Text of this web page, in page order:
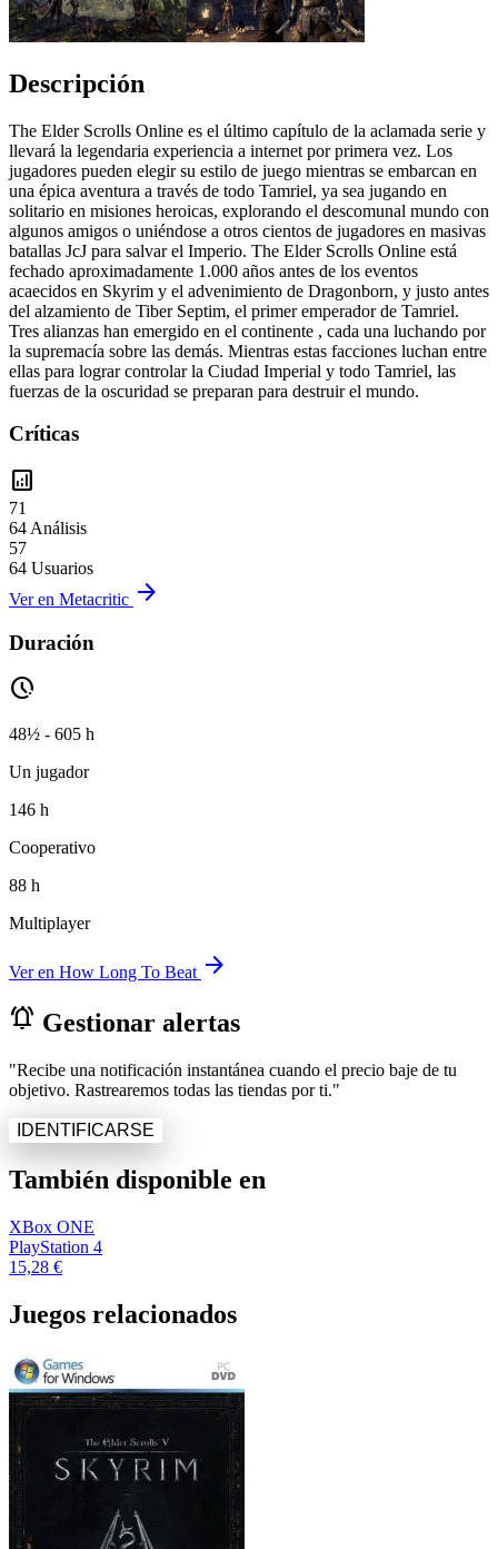
Descripción
The Elder Scrolls Online es el último capítulo de la aclamada serie y
llevará la legendaria experiencia a internet por primera vez. Los
jugadores pueden elegir su estilo de juego mientras se embarcan en
una épica aventura a través de todo Tamriel, ya sea jugando en
solitario en misiones heroicas, explorando el descomunal mundo con
algunos amigos o uniéndose a otros cientos de jugadores en masivas
batallas JcJ para salvar el Imperio. The Elder Scrolls Online está
fechado aproximadamente 1.000 años antes de los eventos
acaecidos en Skyrim y el advenimiento de Dragonborn, y justo antes
del alzamiento de Tiber Septim, el primer emperador de Tamriel.
Tres alianzas han emergido en el continente , cada una luchando por
la supremacía sobre las demás. Mientras estas facciones luchan entre
ellas para lograr controlar la Ciudad Imperial y todo Tamriel, las
fuerzas de la oscuridad se preparan para destruir el mundo.
Críticas
analytics
71
64 Análisis
57
64 Usuarios
Ver en Metacritic arrow_forward
Duración
pace
48½ - 605 h
Un jugador
146 h
Cooperativo
88 h
Multiplayer
Ver en How Long To Beat arrow_forward
notifications_active Gestionar alertas
"Recibe una notificación instantánea cuando el precio baje de tu
objetivo. Rastrearemos todas las tiendas por ti."
IDENTIFICARSE
También disponible en
XBox ONE
PlayStation 4
15,28 €
Juegos relacionados